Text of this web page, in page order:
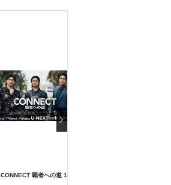
CONNECT 覇者への道 16